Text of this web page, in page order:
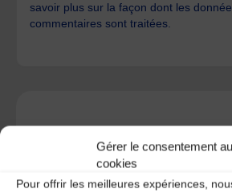
Gérer le consentement
cookies
Pour offrir les meilleures expériences,
savoir plus sur la façon dont les
commentaires sont traitées.
A DECOUVRIR :